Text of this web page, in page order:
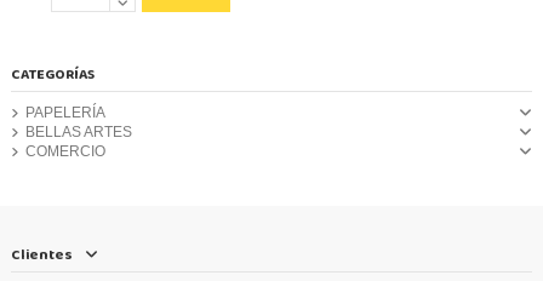
CATEGORÍAS
PAPELERÍA
BELLAS ARTES
COMERCIO
Clientes